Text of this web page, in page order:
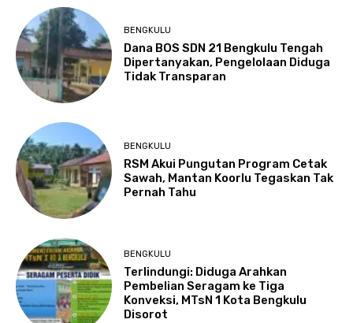
BENGKULU
Dana BOS SDN 21 Bengkulu Tengah
Dipertanyakan, Pengelolaan Diduga
Tidak Transparan
BENGKULU
RSM Akui Pungutan Program Cetak
Sawah, Mantan Koorlu Tegaskan Tak
Pernah Tahu
BENGKULU
Terlindungi: Diduga Arahkan
Pembelian Seragam ke Tiga
Konveksi, MTsN 1 Kota Bengkulu
Disorot